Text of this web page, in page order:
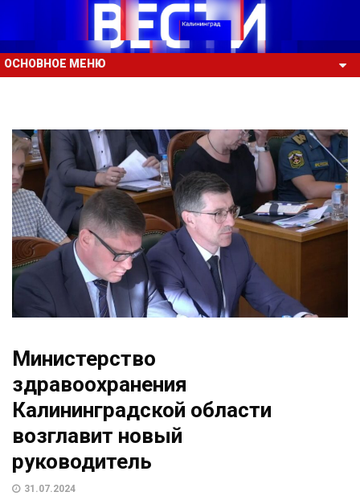
ОСНОВНОЕ МЕНЮ
Министерство
здравоохранения
Калининградской области
возглавит новый
руководитель
31.07.2024